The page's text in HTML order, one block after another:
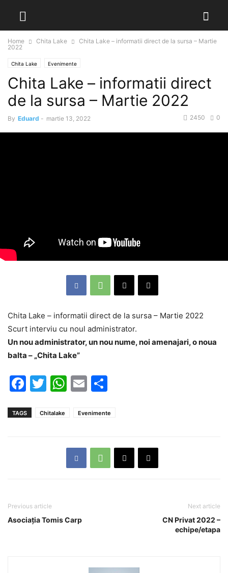
Home Chita Lake
Chita Lake – informatii direct de la sursa – Martie
2022
Chita Lake Evenimente
Chita Lake – informatii direct
de la sursa – Martie 2022
By Eduard - martie 13, 2022 0
2450
Chita Lake – informatii direct de la sursa – Martie 2022
Scurt interviu cu noul administrator.
Un nou administrator, un nou nume, noi amenajari, o noua
balta – „Chita Lake”
Facebook
Twitter
WhatsApp
Email
TAGS Chitalake Evenimente
Previous article
Asociația Tomis Carp
Next article
CN Privat 2022 –
echipe/etapa